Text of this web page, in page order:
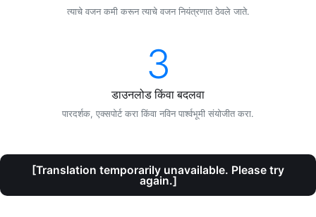
त्याचे वजन कमी करून त्याचे वजन नियंत्रणात ठेवले जाते.
3
डाउनलोड किंवा बदलवा
पारदर्शक, एक्सपोर्ट करा किंवा नविन पार्श्वभूमी संयोजीत करा.
[Translation temporarily unavailable. Please try
again.]